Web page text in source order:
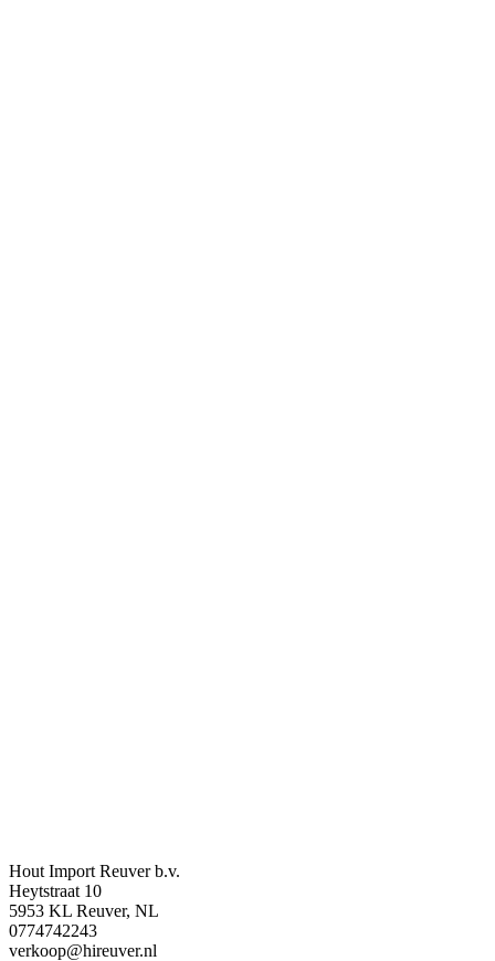
Hout Import Reuver b.v.
Heytstraat 10
5953 KL Reuver, NL
0774742243
verkoop@hireuver.nl